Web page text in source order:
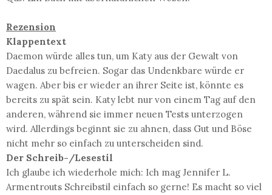
Rezension
Klappentext
Daemon würde alles tun, um Katy aus der Gewalt von
Daedalus zu befreien. Sogar das Undenkbare würde er
wagen. Aber bis er wieder an ihrer Seite ist, könnte es
bereits zu spät sein. Katy lebt nur von einem Tag auf den
anderen, während sie immer neuen Tests unterzogen
wird. Allerdings beginnt sie zu ahnen, dass Gut und Böse
nicht mehr so einfach zu unterscheiden sind.
Der Schreib-/Lesestil
Ich glaube ich wiederhole mich: Ich mag Jennifer L.
Armentrouts Schreibstil einfach so gerne! Es macht so viel